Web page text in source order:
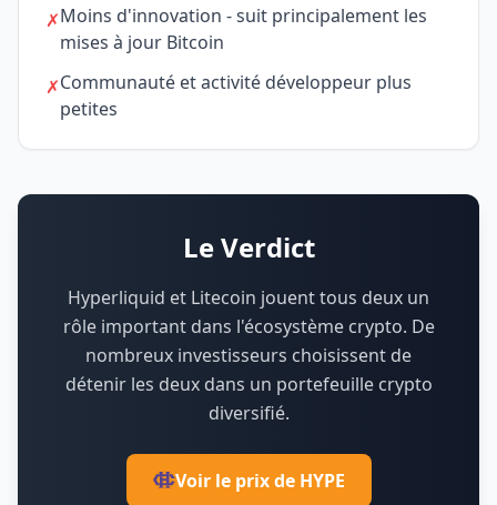
✗Moins d'innovation - suit principalement les
mises à jour Bitcoin
✗Communauté et activité développeur plus
petites
Le Verdict
Hyperliquid et Litecoin jouent tous deux un
rôle important dans l'écosystème crypto. De
nombreux investisseurs choisissent de
détenir les deux dans un portefeuille crypto
diversifié.
Voir le prix de HYPE